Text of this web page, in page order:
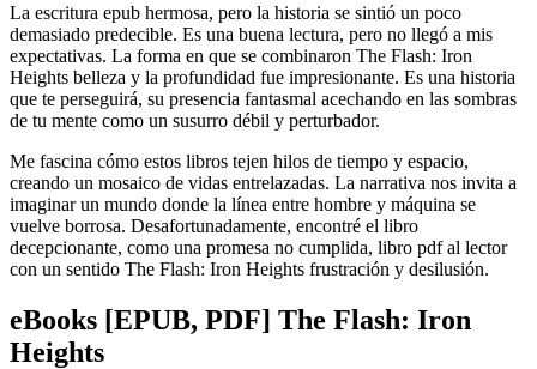
La escritura epub hermosa, pero la historia se sintió un poco
demasiado predecible. Es una buena lectura, pero no llegó a mis
expectativas. La forma en que se combinaron The Flash: Iron
Heights belleza y la profundidad fue impresionante. Es una historia
que te perseguirá, su presencia fantasmal acechando en las sombras
de tu mente como un susurro débil y perturbador.
Me fascina cómo estos libros tejen hilos de tiempo y espacio,
creando un mosaico de vidas entrelazadas. La narrativa nos invita a
imaginar un mundo donde la línea entre hombre y máquina se
vuelve borrosa. Desafortunadamente, encontré el libro
decepcionante, como una promesa no cumplida, libro pdf al lector
con un sentido The Flash: Iron Heights frustración y desilusión.
eBooks [EPUB, PDF] The Flash: Iron
Heights